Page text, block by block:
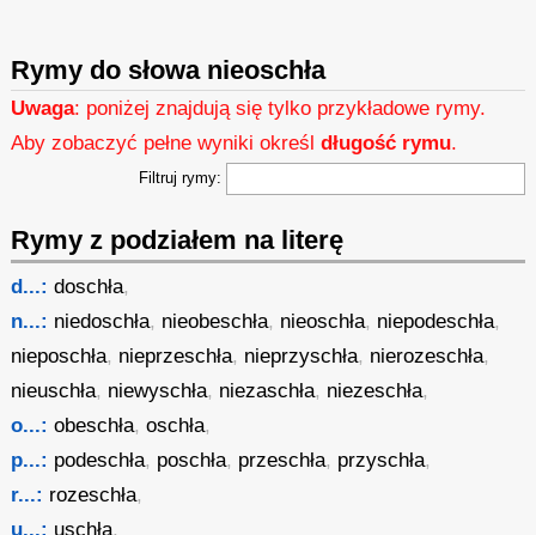
Rymy do słowa nieoschła
Uwaga: poniżej znajdują się tylko przykładowe rymy.
Aby zobaczyć pełne wyniki określdługość rymu.
Filtruj rymy:
Rymy z podziałem na literę
d...: doschła,
n...: niedoschła, nieobeschła, nieoschła, niepodeschła,
nieposchła, nieprzeschła, nieprzyschła, nierozeschła,
nieuschła, niewyschła, niezaschła, niezeschła,
o...: obeschła,oschła,
p...: podeschła, poschła, przeschła, przyschła,
r...: rozeschła,
u...: uschła,